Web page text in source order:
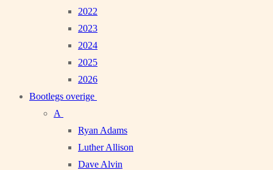
2022
2023
2024
2025
2026
Bootlegs overige
A
Ryan Adams
Luther Allison
Dave Alvin